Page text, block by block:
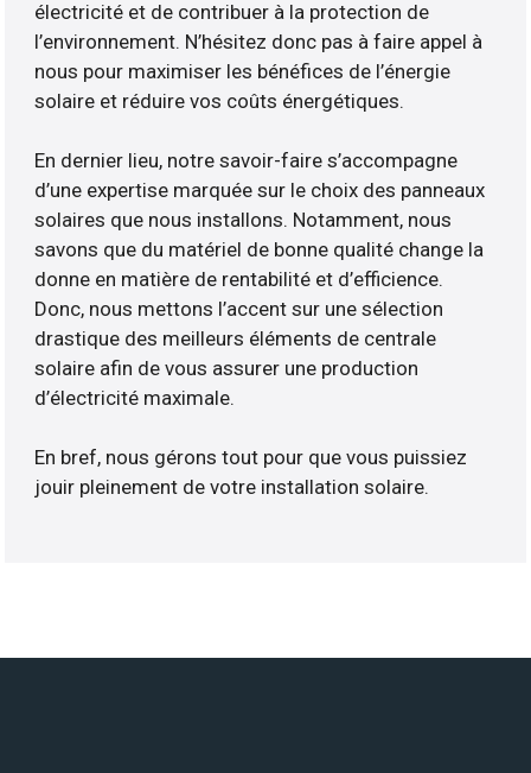
électricité et de contribuer à la protection de
l’environnement. N’hésitez donc pas à faire appel à
nous pour maximiser les bénéfices de l’énergie
solaire et réduire vos coûts énergétiques.
En dernier lieu, notre savoir-faire s’accompagne
d’une expertise marquée sur le choix des panneaux
solaires que nous installons. Notamment, nous
savons que du matériel de bonne qualité change la
donne en matière de rentabilité et d’efficience.
Donc, nous mettons l’accent sur une sélection
drastique des meilleurs éléments de centrale
solaire afin de vous assurer une production
d’électricité maximale.
En bref, nous gérons tout pour que vous puissiez
jouir pleinement de votre installation solaire.